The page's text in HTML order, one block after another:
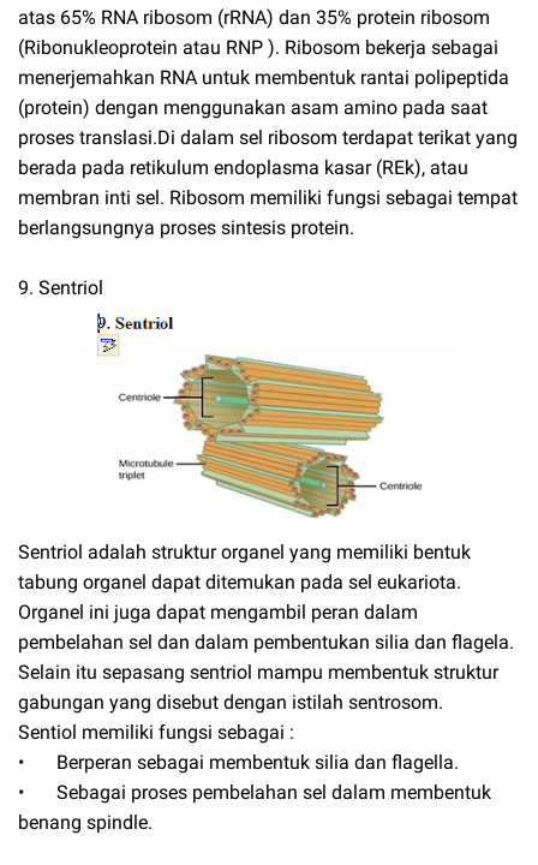
atas 65% RNA ribosom (rRNA) dan 35% protein ribosom
(Ribonukleoprotein atau RNP ). Ribosom bekerja sebagai
menerjemahkan RNA untuk membentuk rantai polipeptida
(protein) dengan menggunakan asam amino pada saat
proses translasi.Di dalam sel ribosom terdapat terikat yang
berada pada retikulum endoplasma kasar (REk), atau
membran inti sel. Ribosom memiliki fungsi sebagai tempat
berlangsungnya proses sintesis protein.
9. Sentriol
Sentriol adalah struktur organel yang memiliki bentuk
tabung organel dapat ditemukan pada sel eukariota.
Organel ini juga dapat mengambil peran dalam
pembelahan sel dan dalam pembentukan silia dan flagela.
Selain itu sepasang sentriol mampu membentuk struktur
gabungan yang disebut dengan istilah sentrosom.
Sentiol memiliki fungsi sebagai :
•
Berperan sebagai membentuk silia dan flagella.
•
Sebagai proses pembelahan sel dalam membentuk
benang spindle.